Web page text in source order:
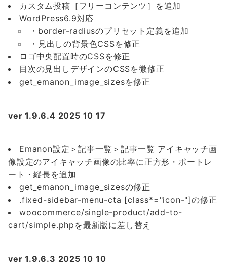
カスタム投稿［フリーコンテンツ］を追加
WordPress6.9対応
・border-radiusのプリセット定義を追加
・見出しの背景色CSSを修正
ロゴ中央配置時のCSSを修正
目次の見出しデザインのCSSを微修正
get_emanon_image_sizesを修正
ver 1.9.6.4 2025 10 17
Emanon設定＞記事一覧＞記事一覧 アイキャッチ画
像設定のアイキャッチ画像の比率に正方形・ポートレ
ート・縦長を追加
get_emanon_image_sizesの修正
.fixed-sidebar-menu-cta [class*="icon-"]の修正
woocommerce/single-product/add-to-
cart/simple.phpを最新版に差し替え
ver 1.9.6.3 2025 10 10